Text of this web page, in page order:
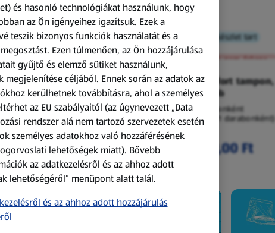
8
Amíg a készlet tart
XXL
O.B.
Procomfort tampon,
64 darab
64 darabonként
(59,36 Ft/1 darabonként)
3 799,00 Ft
Amíg a készlet tart
XXL
A termék nem érkezett meg!
Procomfort tampon,
54 darab
54 darabonként
(62,94 Ft/1 darabonként)
3 399,00 Ft
és hasonló technológiákat használunk, hogy
az Ön igényeihez igazítsuk. Ezek a
teszik bizonyos funkciók használatát és a
Ezen túlmenően, az Ön hozzájárulása
gyűjtő és elemző sütiket használunk,
megjelenítése céljából. Ennek során az adatok az
kerülhetnek továbbításra, ahol a személyes
az EU szabályaitól (az úgynevezett „Data
rendszer alá nem tartozó szervezetek esetén
személyes adatokhoz való hozzáférésének
lehetőségek miatt). Bővebb
az adatkezelésről és az ahhoz adott
lehetőségéről” menüpont alatt talál.
és az ahhoz adott hozzájárulás